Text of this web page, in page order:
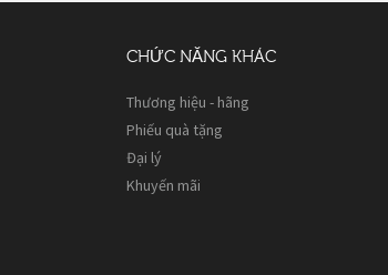
CHỨC NĂNG KHÁC
Thương hiệu - hãng
Phiếu quà tặng
Đại lý
Khuyến mãi